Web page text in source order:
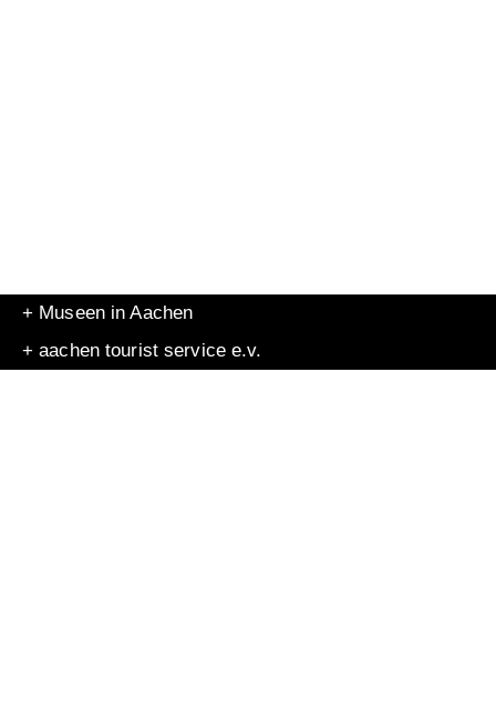
+ Museen in Aachen
+ aachen tourist service e.v.